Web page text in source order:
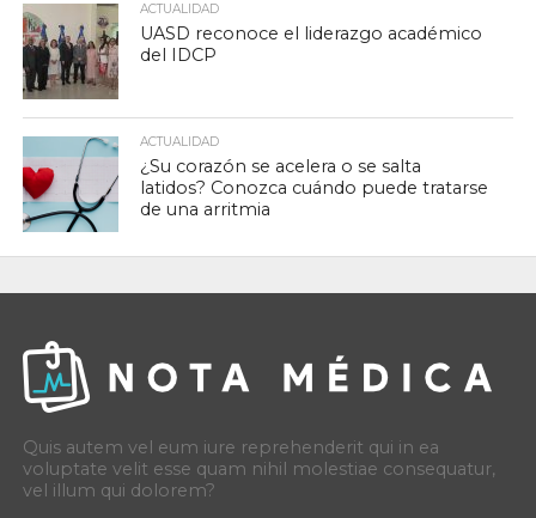
ACTUALIDAD
UASD reconoce el liderazgo académico
del IDCP
ACTUALIDAD
¿Su corazón se acelera o se salta
latidos? Conozca cuándo puede tratarse
de una arritmia
Quis autem vel eum iure reprehenderit qui in ea
voluptate velit esse quam nihil molestiae consequatur,
vel illum qui dolorem?